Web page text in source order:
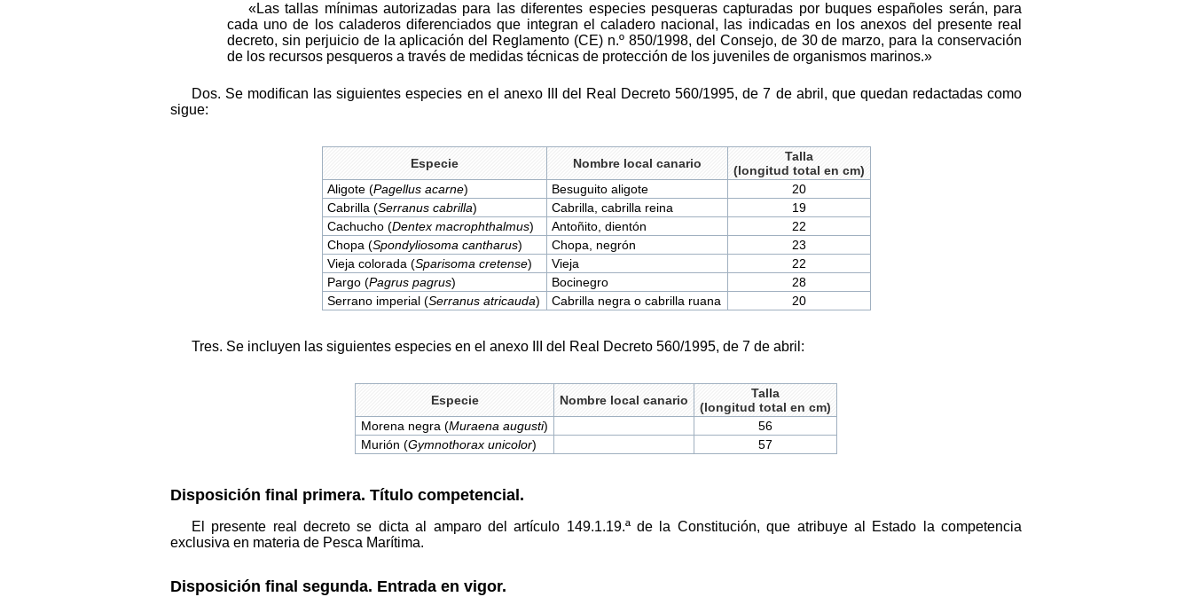
«Las tallas mínimas autorizadas para las diferentes especies pesqueras capturadas por buques españoles serán, para
cada uno de los caladeros diferenciados que integran el caladero nacional, las indicadas en los anexos del presente real
decreto, sin perjuicio de la aplicación del Reglamento (CE) n.º 850/1998, del Consejo, de 30 de marzo, para la conservación
de los recursos pesqueros a través de medidas técnicas de protección de los juveniles de organismos marinos.»
Dos. Se modifican las siguientes especies en el anexo III del Real Decreto 560/1995, de 7 de abril, que quedan redactadas como
sigue:
Especie Nombre local canario
Talla
(longitud total en cm)
Aligote (Pagellus acarne) Besuguito aligote
20
Cabrilla (Serranus cabrilla) Cabrilla, cabrilla reina
19
Cachucho (Dentex macrophthalmus) Antoñito, dientón
22
Chopa (Spondyliosoma cantharus) Chopa, negrón
23
Vieja colorada (Sparisoma cretense) Vieja
22
Pargo (Pagrus pagrus) Bocinegro
28
Serrano imperial (Serranus atricauda) Cabrilla negra o cabrilla ruana 20
Tres. Se incluyen las siguientes especies en el anexo III del Real Decreto 560/1995, de 7 de abril:
Especie Nombre local canario
Talla
(longitud total en cm)
Morena negra (Muraena augusti)
56
Murión (Gymnothorax unicolor) 57
Disposición final primera. Título competencial.
El presente real decreto se dicta al amparo del artículo 149.1.19.ª de la Constitución, que atribuye al Estado la competencia
exclusiva en materia de Pesca Marítima.
Disposición final segunda. Entrada en vigor.